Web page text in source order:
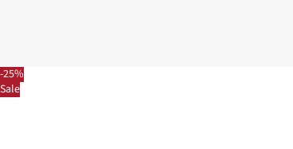
-25%
Sale